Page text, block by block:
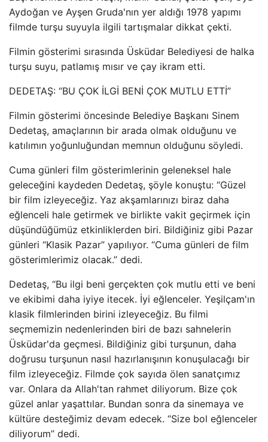
Aydoğan ve Ayşen Gruda'nın yer aldığı 1978 yapımı
filmde turşu suyuyla ilgili tartışmalar dikkat çekti.
Filmin gösterimi sırasında Üsküdar Belediyesi de halka
turşu suyu, patlamış mısır ve çay ikram etti.
DEDETAŞ: “BU ÇOK İLGİ BENİ ÇOK MUTLU ETTİ”
Filmin gösterimi öncesinde Belediye Başkanı Sinem
Dedetaş, amaçlarının bir arada olmak olduğunu ve
katılımın yoğunluğundan memnun olduğunu söyledi.
Cuma günleri film gösterimlerinin geleneksel hale
geleceğini kaydeden Dedetaş, şöyle konuştu: “Güzel
bir film izleyeceğiz. Yaz akşamlarınızı biraz daha
eğlenceli hale getirmek ve birlikte vakit geçirmek için
düşündüğümüz etkinliklerden biri. Bildiğiniz gibi Pazar
günleri “Klasik Pazar” yapılıyor. “Cuma günleri de film
gösterimlerimiz olacak.” dedi.
Dedetaş, “Bu ilgi beni gerçekten çok mutlu etti ve beni
ve ekibimi daha iyiye itecek. İyi eğlenceler. Yeşilçam'ın
klasik filmlerinden birini izleyeceğiz. Bu filmi
seçmemizin nedenlerinden biri de bazı sahnelerin
Üsküdar'da geçmesi. Bildiğiniz gibi turşunun, daha
doğrusu turşunun nasıl hazırlanışının konuşulacağı bir
film izleyeceğiz. Filmde çok sayıda ölen sanatçımız
var. Onlara da Allah'tan rahmet diliyorum. Bize çok
güzel anlar yaşattılar. Bundan sonra da sinemaya ve
kültüre desteğimiz devam edecek. “Size bol eğlenceler
diliyorum” dedi.